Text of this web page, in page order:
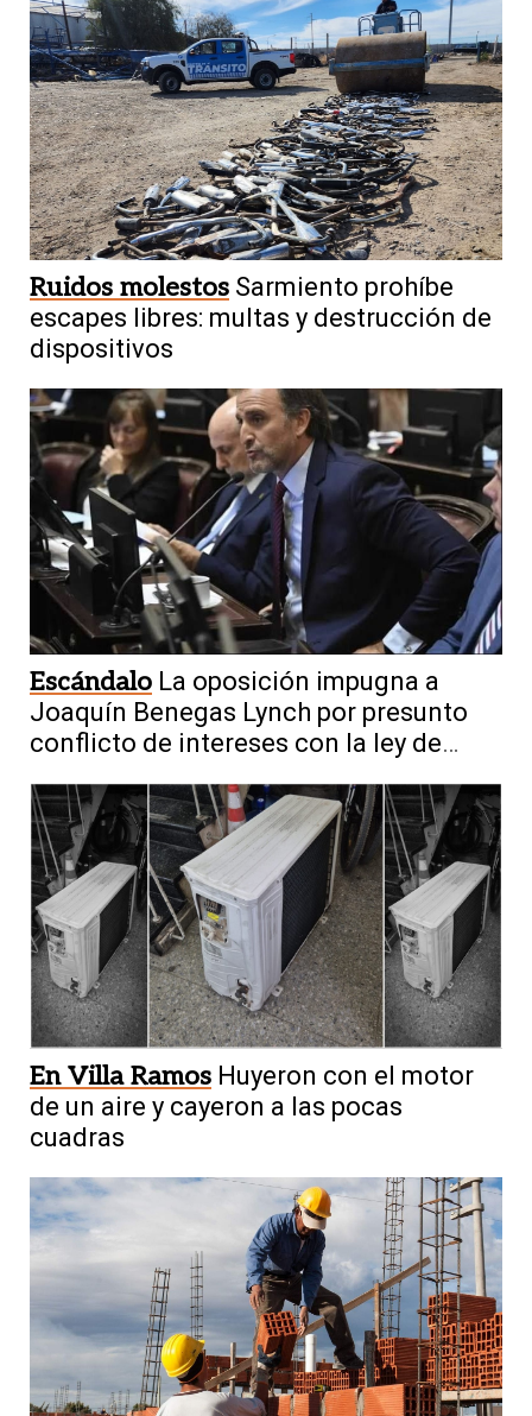
Ruidos molestos Sarmiento prohíbe
escapes libres: multas y destrucción de
dispositivos
Escándalo La oposición impugna a
Joaquín Benegas Lynch por presunto
conflicto de intereses con la ley de
En Villa Ramos Huyeron con el motor
de un aire y cayeron a las pocas
cuadras